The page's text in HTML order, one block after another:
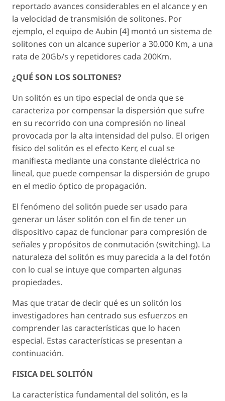
reportado avances considerables en el alcance y en
la velocidad de transmisión de solitones. Por
ejemplo, el equipo de Aubin [4] montó un sistema de
solitones con un alcance superior a 30.000 Km, a una
rata de 20Gb/s y repetidores cada 200Km.
¿QUÉ SON LOS SOLITONES?
Un solitón es un tipo especial de onda que se
caracteriza por compensar la dispersión que sufre
en su recorrido con una compresión no lineal
provocada por la alta intensidad del pulso. El origen
físico del solitón es el efecto Kerr, el cual se
manifiesta mediante una constante dieléctrica no
lineal, que puede compensar la dispersión de grupo
en el medio óptico de propagación.
El fenómeno del solitón puede ser usado para
generar un láser solitón con el fin de tener un
dispositivo capaz de funcionar para compresión de
señales y propósitos de conmutación (switching). La
naturaleza del solitón es muy parecida a la del fotón
con lo cual se intuye que comparten algunas
propiedades.
Mas que tratar de decir qué es un solitón los
investigadores han centrado sus esfuerzos en
comprender las características que lo hacen
especial. Estas características se presentan a
continuación.
FISICA DEL SOLITÓN
La característica fundamental del solitón, es la